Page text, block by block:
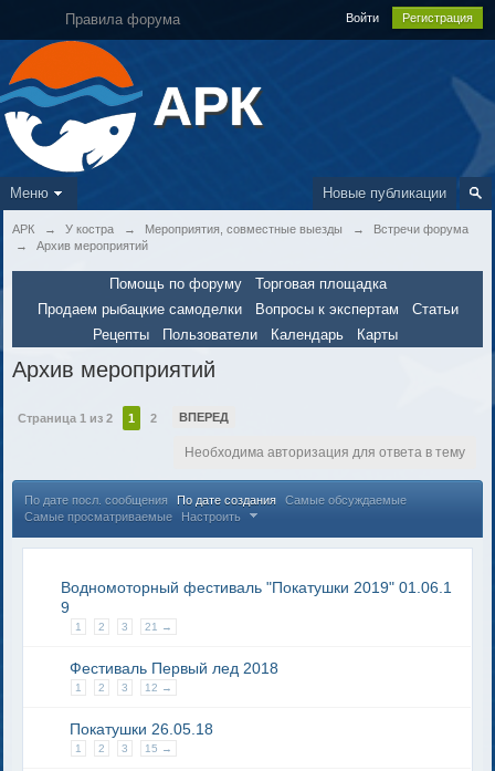
Правила форума Войти Регистрация
АРК
Новые публикации
Меню
АРК → У костра → Мероприятия, совместные выезды →
Встречи форума
→
Архив мероприятий
Помощь по форуму
Торговая площадка
Продаем рыбацкие самоделки
Вопросы к экспертам
Статьи
Рецепты
Пользователи Календарь Карты
Архив мероприятий
Страница 1 из 2 1 2 ВПЕРЕД
Необходима авторизация для ответа в тему
По дате посл. сообщения По дате создания
Самые обсуждаемые
Самые просматриваемые
Настроить
Водномоторный фестиваль "Покатушки 2019" 01.06.1
9
1 2 3 21 →
Фестиваль Первый лед 2018
1 2 3 12 →
Покатушки 26.05.18
1 2 3 15 →